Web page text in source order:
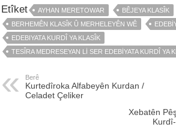
Etîket AYHAN MERETOWAR
BÊJEYA KLASÎK
BERHEMÊN KLASÎK Û MERHELEYÊN WÊ
EDEBIYATA KURDÎ YA KLASÎK
TESÎRA MEDRESEYAN LI SER EDEBIYATA KURDÎ YA
Berê
Kurtedîroka Alfabeyên Kurdan /
Celadet Çeliker
Xebatên